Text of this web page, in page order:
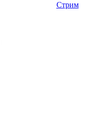
Стрим